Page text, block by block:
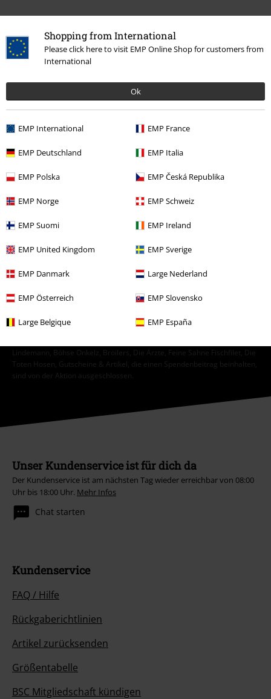
Shopping from International
Please click here to visit EMP Online Shop for customers from
International
Ok
EMP International EMP France
EMP Deutschland EMP Italia
EMP Polska EMP Česká Republika
EMP Norge EMP Schweiz
EMP Suomi EMP Ireland
EMP United Kingdom EMP Sverige
EMP Danmark Large Nederland
EMP Österreich EMP Slovensko
Large Belgique EMP España
Greif einen 15%* Gutschein ab, wenn du dich
Ich bin damit einverstanden, den EMP-Newsletter zu erhalten und willige
personenbezogenen Daten verarbeitet um mich individuell und
personenbezogenen Daten erfolgt entsprechend den Bestimmungen in
durch Anklicken des Abmeldelinks widerrufen.
*4 Wochen gültig. Nur online einlösbar. Nicht mit anderen Aktionen
kombinierbar. Nach Codeeingabe wird dir der Rabatt automatisch im
Lindemann, Böhse Onkelz, Broilers, Die Ärzte, Feine Sahne Fischfilet, Die
Toten Hosen, Gutscheine & Artikel, die einen Spendenbeitrag beinhalten,
sind von der Aktion ausgeschlossen.
Unser Kundenservice ist für dich da
Der Kundenservice ist am nächsten Tag wieder erreichbar von 08:00
Uhr bis 18:00 Uhr. Mehr Infos
Chat starten
Kundenservice
FAQ / Hilfe
Rückgaberichtlinien
Artikel zurücksenden
Größentabelle
BSC Mitgliedschaft kündigen